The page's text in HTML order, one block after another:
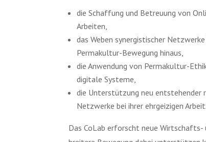
die Schaffung und Betreuung von
Arbeiten,
das Weben synergistischer
Permakultur-Bewegung hinaus,
die Anwendung von Permakultur-
digitale Systeme,
die Unterstützung neu entstehender
Netzwerke bei ihrer ehrgeizigen Arbeit.
Das CoLab erforscht neue Wirtschafts-